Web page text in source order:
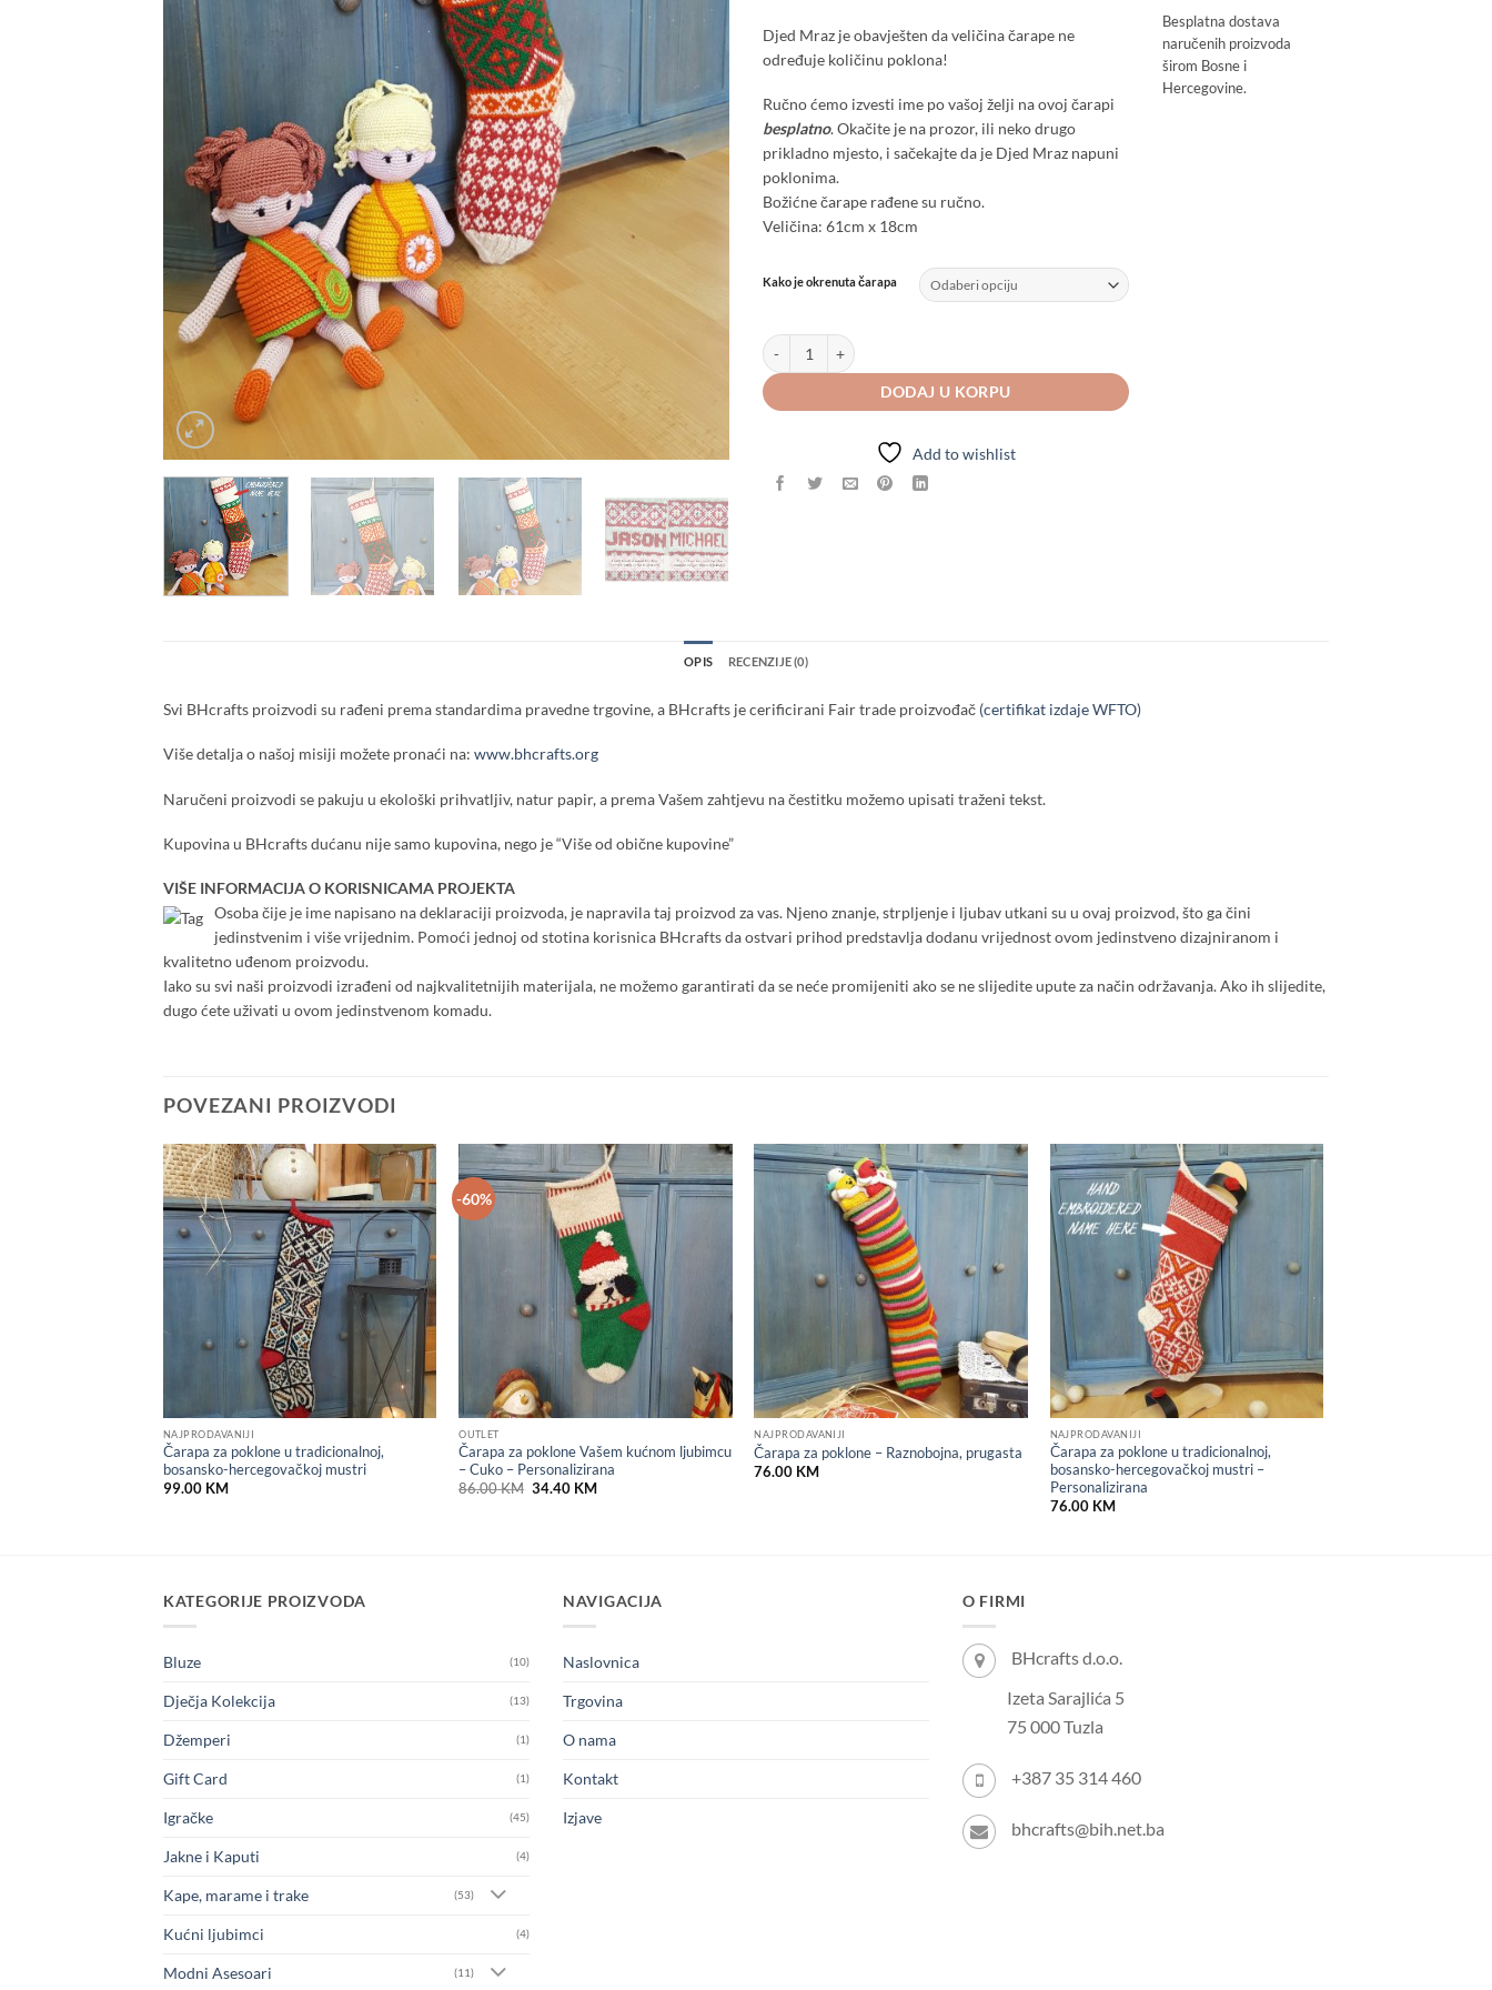
Djed Mraz je obavješten da veličina čarape ne
određuje količinu poklona!
Ručno ćemo izvesti ime po vašoj želji na ovoj čarapi
besplatno. Okačite je na prozor, ili neko drugo
prikladno mjesto, i sačekajte da je Djed Mraz napuni
poklonima.
Božićne čarape rađene su ručno.
Veličina: 61cm x 18cm
Kako je okrenuta čarapa
Čarapa za poklone u tradicionalnoj, bosansko-hercegovačkoj mustri - Personalizirana količina
DODAJ U KORPU
Add to wishlist
Besplatna dostava
naručenih proizvoda
širom Bosne i
Hercegovine.
OPIS RECENZIJE (0)
Svi BHcrafts proizvodi su rađeni prema standardima pravedne trgovine, a BHcrafts je cerificirani Fair trade proizvođač (certifikat izdaje WFTO)
Više detalja o našoj misiji možete pronaći na: www.bhcrafts.org
Naručeni proizvodi se pakuju u ekološki prihvatljiv, natur papir, a prema Vašem zahtjevu na čestitku možemo upisati traženi tekst.
Kupovina u BHcrafts dućanu nije samo kupovina, nego je “Više od obične kupovine”
VIŠE INFORMACIJA O KORISNICAMA PROJEKTA
Osoba čije je ime napisano na deklaraciji proizvoda, je napravila taj proizvod za vas. Njeno znanje, strpljenje i ljubav utkani su u ovaj proizvod, što ga čini
jedinstvenim i više vrijednim. Pomoći jednoj od stotina korisnica BHcrafts da ostvari prihod predstavlja dodanu vrijednost ovom jedinstveno dizajniranom i
kvalitetno uđenom proizvodu.
Iako su svi naši proizvodi izrađeni od najkvalitetnijih materijala, ne možemo garantirati da se neće promijeniti ako se ne slijedite upute za način održavanja. Ako ih slijedite,
dugo ćete uživati u ovom jedinstvenom komadu.
POVEZANI PROIZVODI
Add to
wishlist
NAJPRODAVANIJI
Čarapa za poklone u tradicionalnoj,
bosansko-hercegovačkoj mustri
99.00 KM
-60%
Add to
OUTLET
Čarapa za poklone Vašem kućnom ljubimcu
– Cuko – Personalizirana
86.00KM Original
34.40 KMCurrent
NAJPRODAVANIJI
Čarapa za poklone – Raznobojna, prugasta
76.00 KM
NAJPRODAVANIJI
Čarapa za poklone u tradicionalnoj,
bosansko-hercegovačkoj mustri –
Personalizirana
76.00 KM
KATEGORIJE PROIZVODA
Bluze (10)
Dječja Kolekcija (13)
Džemperi (1)
Gift Card (1)
Igračke (45)
Jakne i Kaputi (4)
Kape, marame i trake (53)
Kućni ljubimci (4)
Modni Asesoari (11)
NAVIGACIJA
Naslovnica
Trgovina
O nama
Kontakt
Izjave
O FIRMI
BHcrafts d.o.o.
Izeta Sarajlića 5
75 000 Tuzla
+387 35 314 460
bhcrafts@bih.net.ba